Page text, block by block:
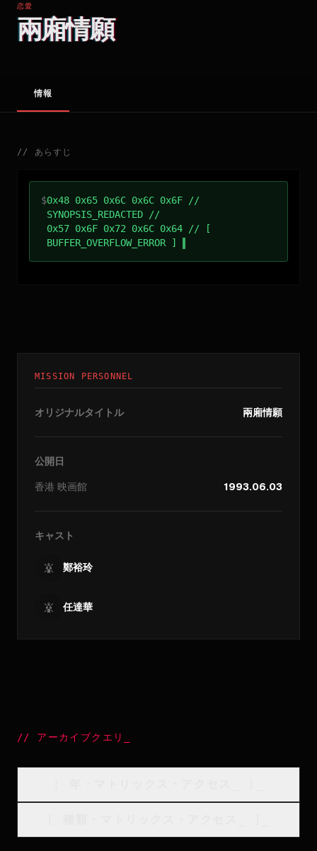
恋愛
兩廂情願
情報
// あらすじ
$0x48 0x65 0x6C 0x6C 0x6F //
SYNOPSIS_REDACTED //
0x57 0x6F 0x72 0x6C 0x64 // [
BUFFER_OVERFLOW_ERROR ]
MISSION PERSONNEL
オリジナルタイトル 兩廂情願
公開日
香港 映画館 1993.06.03
キャスト
鄭裕玲
任達華
// アーカイブクエリ